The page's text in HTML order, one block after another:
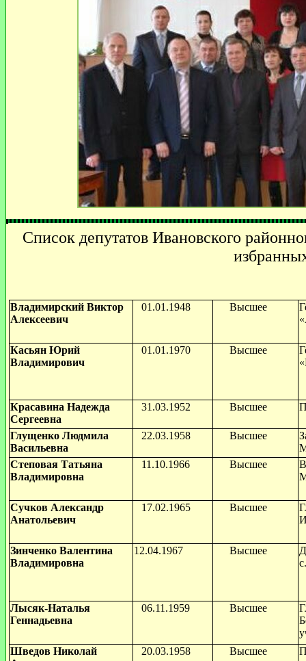
Список депутатов Ивановского
Владимирский Виктор
Алексеевич
01.01.1948 Высшее
Касьян Юрий
Владимирович
01.01.1970 Высшее
Красавина Надежда
Сергеевна
31.03.1952 Высшее
Глущенко Людмила
Васильевна
22.03.1958 Высшее
Степовая Татьяна
Владимировна
11.10.1966 Высшее
Сучков Александр
Анатольевич
17.02.1965 Высшее
Зинченко Валентина
Владимировна
12.04.1967 Высшее
Лысяк-Наталья
Геннадьевна
06.11.1959 Высшее
Шведов Николай
20.03.1958 Высшее